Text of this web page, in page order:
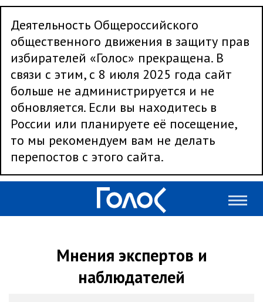
Деятельность Общероссийского
общественного движения в защиту прав
избирателей «Голос» прекращена. В
связи с этим, с 8 июля 2025 года сайт
больше не администрируется и не
обновляется. Если вы находитесь в
России или планируете её посещение,
то мы рекомендуем вам не делать
перепостов с этого сайта.
Мнения экспертов и
наблюдателей